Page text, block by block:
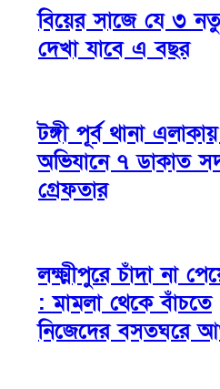
বিয়ের সাজে যে ৩
দেখা যাবে এ বছর
টঙ্গী পূর্ব থানা
অভিযানে ৭ ডাকাত
গ্রেফতার
লক্ষ্মীপুরে চাঁদা না
: মামলা থেকে বাঁচতে
নিজেদের বসতঘরে